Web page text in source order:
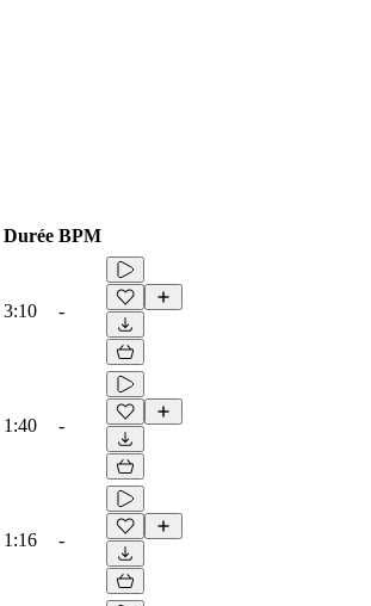
Durée BPM
3:10 -
1:40 -
1:16 -